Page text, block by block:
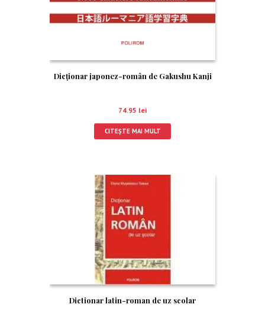
Dicționar japonez-român de Gakushu Kanji
74.95 lei
CITEȘTE MAI MULT
Dictionar latin-roman de uz scolar